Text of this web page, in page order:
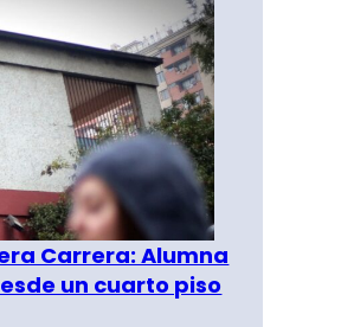
Carrera: Alumna
un cuarto piso